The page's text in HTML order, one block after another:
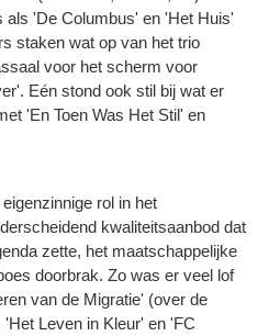
'De Columbus' en 'Het Huis'
staken wat op van het trio
voor het scherm voor
Eén stond ook stil bij wat er
'En Toen Was Het Stil' en
rol in het
kwaliteitsaanbod dat
zette, het maatschappelijke
doorbrak. Zo was er veel lof
van de Migratie' (over de
Leven in Kleur' en 'FC